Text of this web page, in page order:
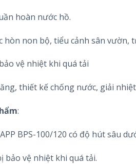
hoàn nước hồ.
hòn non bộ, tiểu cảnh sân vườn,
vệ nhiệt khi quá tải
thiết kế chống nước, giải
:
BPS-100/120 có độ hút sâu
bảo vệ nhiệt khi quá tải.